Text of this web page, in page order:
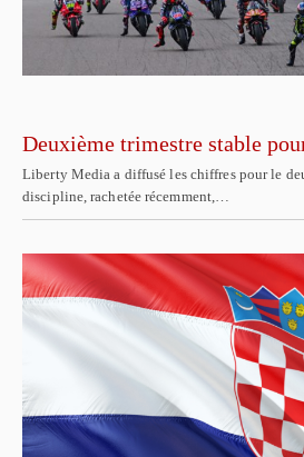
Deuxième trimestre stable
Liberty Media a diffusé les chiffres pour le
discipline, rachetée récemment,…